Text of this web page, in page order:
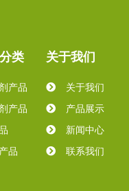
类
产品
产品
品
关于我们
关于我们
产品展示
新闻中心
联系我们